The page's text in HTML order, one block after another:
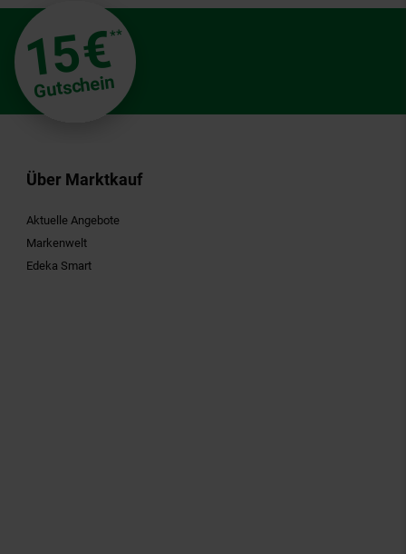
15€**
Gutschein
Über Marktkauf
Aktuelle Angebote
Markenwelt
Edeka Smart